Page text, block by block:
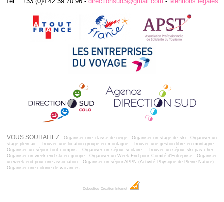
VOUS SOUHAITEZ :Organiser une classe de neige Organiser un stage de ski
Organiser un
stage plein air
Trouver une location groupe en montagne
Trouver une gestion libre en montagne
Organiser un séjour tout compris
Organiser un séjour scolaire
Trouver un séjour ski pas cher
Organiser un week-end ski en groupe
Organiser un Week End pour Comité d'Entreprise
Organiser
un week-end pour une association
Organiser un séjour APPN (Activité Physique de Pleine Nature)
Organiser une colonie de vacances
Dobeuliou Création Internet